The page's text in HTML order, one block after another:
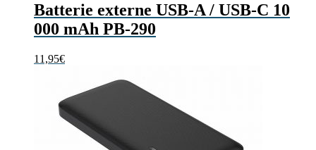
Batterie externe USB-A / USB-C 10
000 mAh PB-290
11,95€